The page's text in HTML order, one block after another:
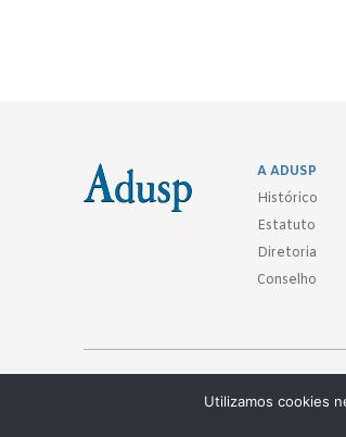
A ADUSP
Histórico
Estatuto
Diretoria
Conselho
Av. Prof. Almeida Prado, 1366 - São Paulo,
Telefones: (11) 3091-4465 / 66 ● (11)
Utilizamos cookies